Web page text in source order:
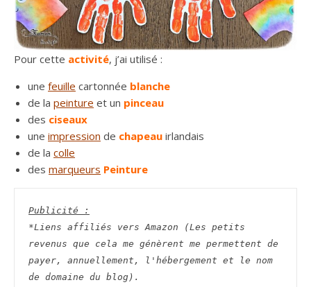
Pour cette activité, j’ai utilisé :
une feuille cartonnée blanche
de la peinture et un pinceau
des ciseaux
une impression de chapeau irlandais
de la colle
des marqueurs Peinture
Publicité :
*Liens affiliés vers Amazon (Les petits
revenus que cela me génèrent me permettent de
payer, annuellement, l'hébergement et le nom
de domaine du blog).